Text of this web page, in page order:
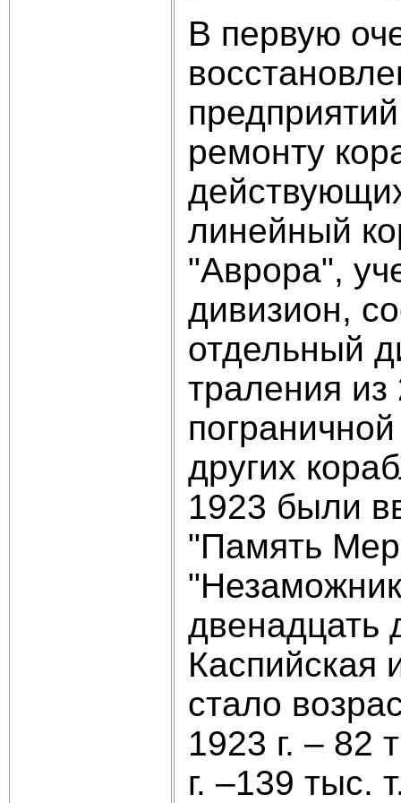
В первую
ремонту
линейный
"Аврора",
дивизион,
отдельный
траления
других
1923 были
"Память
двенадцать
стало
1923 г. – 82
г. –139 тыс.